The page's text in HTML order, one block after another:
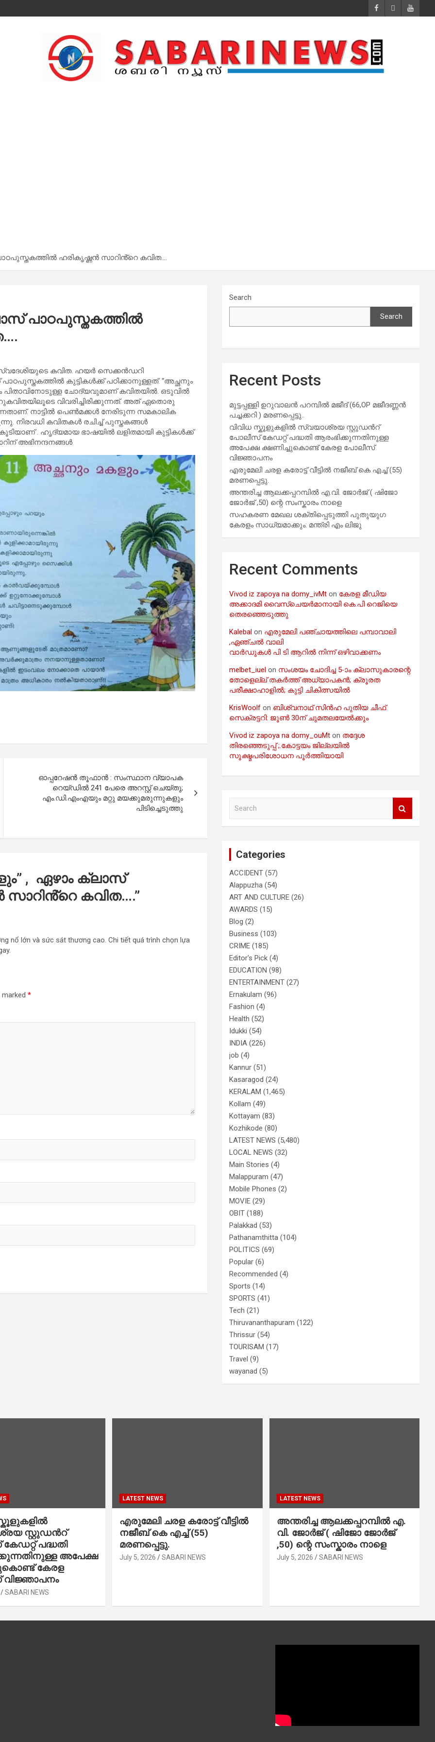
ഹരികൃഷ്ണൻ സാറിൻ്റെ കവിത….
പാഠപുസ്തകത്തിൽ
കവിത. ഹയർ സെക്കൻഡറി
കുട്ടികൾക്ക് പഠിക്കാനുള്ളത്. “അച്ഛനും
ചോദ്യവുമാണ് കവിതയിൽ. ഒടുവിൽ
വിവരിച്ചിരിക്കുന്നത്. അത് ഏതൊരു
നാട്ടിൽ പെൺമക്കൾ നേരിടുന്ന സമകാലിക
നിരവധി കവിതകൾ രചിച്ച് പുസ്തകങ്ങൾ
. ഹൃദ്യമായ ഭാഷയിൽ ലളിതമായി കുട്ടികൾക്ക്
അഭിനന്ദനങ്ങൾ
ഓപ്പറേഷന്‍ തൂഫാന്‍ : സംസ്ഥാന വ്യാപക
റെയ്ഡില്‍ 241 പേരെ അറസ്റ്റ് ചെയ്തു;
എം.ഡി.എംഎയും മറ്റു മയക്കുമരുന്നുകളും
പിടിച്ചെടുത്തു
, ഏഴാം ക്ലാസ്
കവിത….”
nổ lớn và sức sát thương cao. Chi tiết quá trình chọn lựa
marked *
Search
Search
Recent Posts
മുട്ടപ്പള്ളി ഉറുവാലൻ പറമ്പിൽ മജീദ് (66,OP മജീദണ്ണൻ
പച്ചക്കറി ) മരണപ്പെട്ടു..
വിവിധ സ്കൂളുകളില്‍ സ്വയാശ്രയ സ്റ്റുഡന്‍റ്
പോലീസ് കേഡറ്റ് പദ്ധതി ആരംഭിക്കുന്നതിനുള്ള
അപേക്ഷ ക്ഷണിച്ചുകൊണ്ട് കേരള പോലീസ്
വിജ്ഞാപനം
എരുമേലി ചരള കരോട്ട് വീട്ടിൽ നജീബ് കെ എച്ച് (55)
മരണപ്പെട്ടു.
അന്തരിച്ച ആ​ല​ക്ക​പ്പ​റമ്പിൽ​ എ.​വി. ജോ​ർ​ജ് ( ഷിജോ
ജോർജ് ,50) ന്റെ സംസ്കാരം നാളെ
സഹകരണ മേഖല ശക്തിപ്പെടുത്തി പുതുയുഗ
കേരളം സാധ്യമാക്കും: മന്ത്രി എം ലിജു
Recent Comments
Vivod iz zapoya na domy_ivMt on കേരള മീഡിയ
അക്കാദമി വൈസ്ചെയർമാനായി കെ.പി റെജിയെ
തെരഞ്ഞെടുത്തു
Kalebal on എരുമേലി പഞ്ചായത്തിലെ പമ്പാവാലി
,ഏഞ്ചൽ വാലി
വാർഡുകൾ പി ടി ആറിൽ നിന്ന് ഒഴിവാക്കണം
melbet_iuel on സംശയം ചോദിച്ച 5-ാം ക്ലാസുകാരന്റെ
തോളെല്ല് തകർത്ത് അധ്യാപകൻ; ക്രൂരത
പരീക്ഷാഹാളിൽ; കുട്ടി ചികിത്സയിൽ
KrisWoolf on ബിശ്വനാഥ് സിൻഹ പുതിയ ചീഫ്
സെക്രട്ടറി: ജൂൺ 30ന് ചുമതലയേൽക്കും
Vivod iz zapoya na domy_ouMt on തദ്ദേശ
തിരഞ്ഞെടുപ്പ് ;.കോട്ടയം ജില്ലയിൽ
സൂക്ഷ്മപരിശോധന പൂർത്തിയായി
Categories
ACCIDENT (57)
Alappuzha (54)
ART AND CULTURE (26)
AWARDS (15)
Blog (2)
Business (103)
CRIME (185)
Editor's Pick (4)
EDUCATION (98)
ENTERTAINMENT (27)
Ernakulam (96)
Fashion (4)
Health (52)
Idukki (54)
INDIA (226)
job (4)
Kannur (51)
Kasaragod (24)
KERALAM (1,465)
Kollam (49)
Kottayam (83)
Kozhikode (80)
LATEST NEWS (5,480)
LOCAL NEWS (32)
Main Stories (4)
Malappuram (47)
Mobile Phones (2)
MOVIE (29)
OBIT (188)
Palakkad (53)
Pathanamthitta (104)
POLITICS (69)
Popular (6)
Recommended (4)
Sports (14)
SPORTS (41)
Tech (21)
Thiruvananthapuram (122)
Thrissur (54)
TOURISAM (17)
Travel (9)
wayanad (5)
സ്റ്റുഡന്‍റ്
പദ്ധതി
അപേക്ഷ
കേരള
SABARI NEWS
LATEST NEWS
എരുമേലി ചരള കരോട്ട് വീട്ടിൽ
നജീബ് കെ എച്ച് (55)
മരണപ്പെട്ടു.
July 5, 2026 SABARI NEWS
LATEST NEWS
അന്തരിച്ച ആ​ല​ക്ക​പ്പ​റമ്പിൽ​ എ.​
വി. ജോ​ർ​ജ് ( ഷിജോ ജോർജ്
,50) ന്റെ സംസ്കാരം നാളെ
July 5, 2026 SABARI NEWS